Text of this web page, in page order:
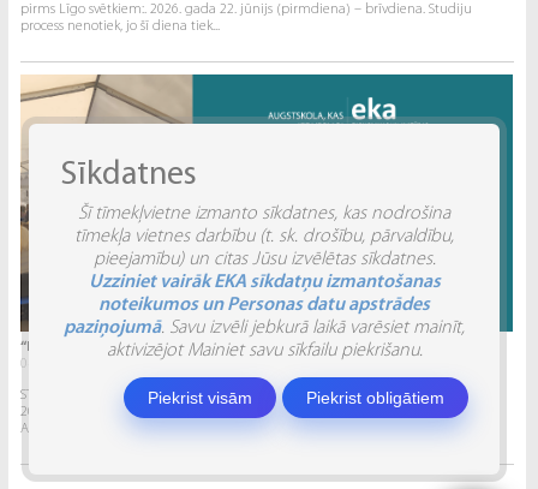
pirms Līgo svētkiem:. 2026. gada 22. jūnijs (pirmdiena) – brīvdiena. Studiju
process nenotiek, jo šī diena tiek...
“INVENTIO 2026” ATSKATS
04.06.2026.
STUDĒJOŠO STARPTAUTISKĀ ZINĀTNISKI PRAKTISKĀ KONFERENCE “INVENTIO 2026”.
2026. gada 29. un 30. maijā Ekonomikas un kultūras augstskola sadarbībā ar
Alberta Koledžu organizēja Studējošo...
Sīkdatnes
Šī tīmekļvietne izmanto sīkdatnes, kas nodrošina
tīmekļa vietnes darbību (t. sk. drošību, pārvaldību,
pieejamību) un citas Jūsu izvēlētas sīkdatnes.
Uzziniet vairāk EKA sīkdatņu izmantošanas
noteikumos un Personas datu apstrādes
paziņojumā. Savu izvēli jebkurā laikā varēsiet mainīt,
aktivizējot Mainiet savu sīkfailu piekrišanu.
Piekrist visām Piekrist obligātiem